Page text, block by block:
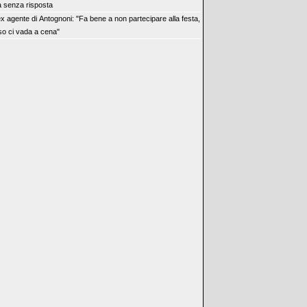
senza risposta
agente di Antognoni: "Fa bene a non partecipare alla festa,
ci vada a cena"